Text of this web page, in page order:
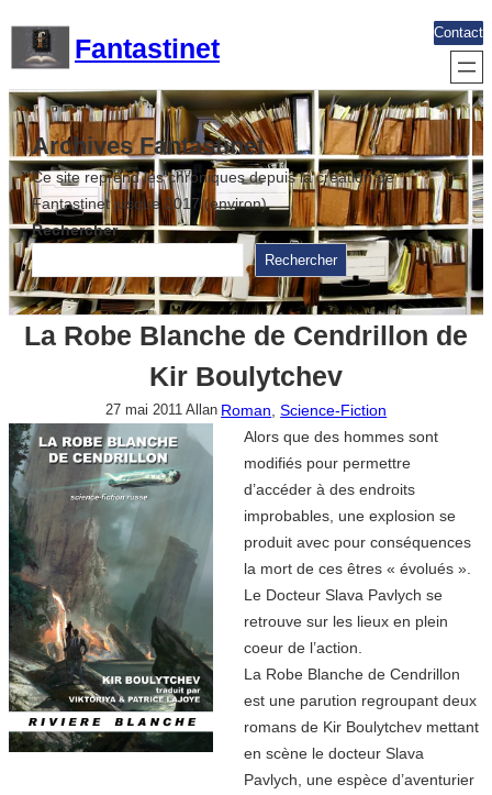
contenu
Fantastinet
Contact
Archives Fantastinet
Ce site reprend les chroniques depuis la création de
Fantastinet jusque 2017 (environ)
Rechercher
Rechercher
La Robe Blanche de Cendrillon de
Kir Boulytchev
27 mai 2011 Allan Roman , Science-Fiction
Alors que des hommes sont
modifiés pour permettre
d’accéder à des endroits
improbables, une explosion se
produit avec pour conséquences
la mort de ces êtres « évolués ».
Le Docteur Slava Pavlych se
retrouve sur les lieux en plein
coeur de l’action.
La Robe Blanche de Cendrillon
est une parution regroupant deux
romans de Kir Boulytchev mettant
en scène le docteur Slava
Pavlych, une espèce d’aventurier